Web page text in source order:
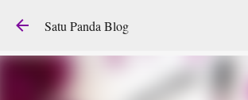
Перейти до основного
Satu Panda Blog